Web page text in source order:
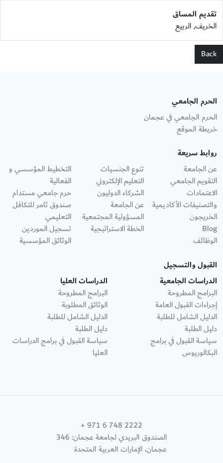
تقديم المساق
الخريف, الربيع
Back
الحرم الجامعي
الحرم الجامعي في عجمان
خريطة الموقع
روابط سريعة
عن الجامعة
التقويم الجامعي
الاعتمادات
والتصنيفات الأكاديمية
الخريجون
Blog
الوظائف
تنوع الجنسيات
التعليم الإلكتروني
الشركاء الدوليون
عن الجامعة
المسؤولية المجتمعية
الخطة الاستراتيجية
التخطيط المؤسسي و
الفعالية
حرم جامعي مستدام
صندوق ثامر للتكافل
التعليمي
تسجيل الموردين
الوثائق المؤسسية
القبول والتسجيل
الدراسات الجامعية
البرامج المطروحة
إجراءات القبول العامة
الدليل الشامل للطلبة
دليل الطلبة
سياسة القبول في برامج
البكالوريوس
الدراسات العليا
البرامج المطروحة
الوثائق المطلوبة
الدليل الشامل للطلبة
دليل الطلبة
سياسة القبول في برامج الدراسات
العليا
+ 971 6 748 2222
الصندوق البريدي لجامعة عجمان: 346
عجمان، الإمارات العربية المتحدة